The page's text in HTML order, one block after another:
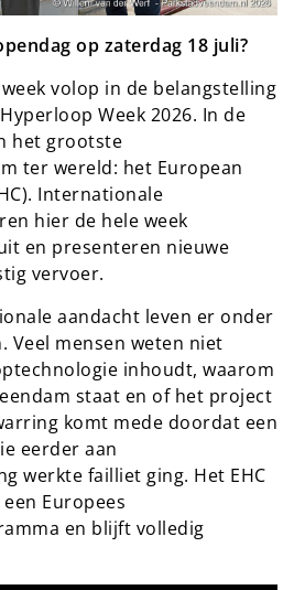
op zaterdag 18 juli?
volop in de belangstelling
Week 2026. In de
het grootste
ter wereld: het European
Internationale
hier de hele week
en presenteren nieuwe
vervoer.
aandacht leven er onder
Veel mensen weten niet
inhoudt, waarom
staat en of het project
komt mede doordat een
eerder aan
werkte failliet ging. Het EHC
Europees
en blijft volledig